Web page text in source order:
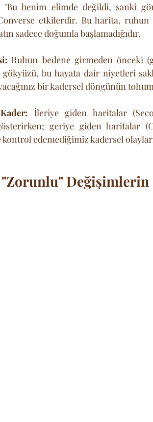
"Bu benim elimde değildi, sanki
etkilerdir. Bu harita, ruhun
sadece doğumla başlamadığıdır.
Ruhun bedene girmeden önceki
bu hayata dair niyetleri
bir kadersel döngünün
İleriye giden haritalar
geriye giden haritalar
kontrol edemediğimiz kadersel
Değişimlerin